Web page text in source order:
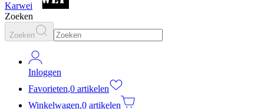
Karwei
Zoeken
Zoeken
Inloggen
Favorieten,0 artikelen
Winkelwagen,0 artikelen